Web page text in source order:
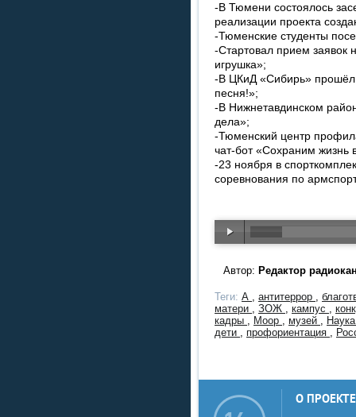
-В Тюмени состоялось
реализации проекта
-Тюменские студенты
-Стартовал прием заявок
игрушка»;
-В ЦКиД «Сибирь» прошёл
песня!»;
-В Нижнетавдинском
дела»;
-Тюменский центр
чат-бот «Сохраним жизнь
-23 ноября в
соревнования по
Автор: Редактор
Теги: А , антитеррор ,
матери , ЗОЖ , кампус ,
кадры , Моор , музей ,
дети , профориентация ,
О ПРОЕКТЕ